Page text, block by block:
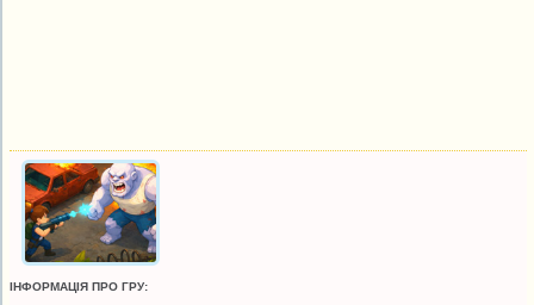
ІНФОРМАЦІЯ ПРО ГРУ: